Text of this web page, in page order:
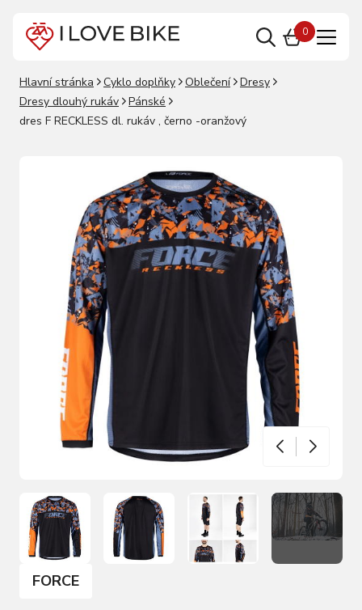
0
Hlavní stránka Cyklo doplňky Oblečení
Dresy
Dresy dlouhý rukáv
Pánské
dres F RECKLESS dl. rukáv , černo -oranžový
FORCE